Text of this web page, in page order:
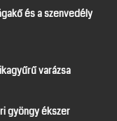
és a szenvedély
varázsa
gyöngy ékszer